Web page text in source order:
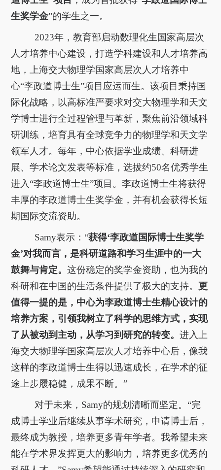
生奖学金”的学生之一。
2023年，教育部启动数理化生国家高层次
人才培养中心建设，打造学科建设和人才培养高
地，上海交大物理学国家高层次人才培养中
心“李政道博士生”项目应运而生。该项目秉持国
际化战略，以高标准严要求对交大物理学和天文
学博士进行全过程管理与革新，聚焦前沿领域科
研训练，培育具有全球竞争力的物理学和天文学
领军人才。每年，中心依据学业成绩、科研进
展、学术论文发表等标准，选拔约50名优秀学生
进入“李政道博士生”项目。李政道博士生将获得
丰厚的李政道博士生奖学金，并有机会获得长短
期国际交流资助。
Samy表示：“获得‘李政道国际博士生奖学
金’对我而言，是科研道路和学习生涯中的一大
鼓舞与肯定。这份稳定的奖学金资助，也为我的
科研和在中国的生活条件提供了极大的支持。 更
值得一提的是，中心为李政道博士生精心设计的
培养方案，引领我树立了科学的思维方式，实现
了从被动到主动，从学习到研究的转变。进入上
海交大物理学国家高层次人才培养中心后，像我
这样的李政道博士生得以迅速成长，在学术的征
途上步履稳健，成果不断。”
对于未来，Samy的规划清晰而坚定。“完
成博士学业后继续从事学术研究，申请博士后，
最终成为教授，培养更多青年学者。我希望未来
能在学术界发挥更大的影响力，培养更多优秀的